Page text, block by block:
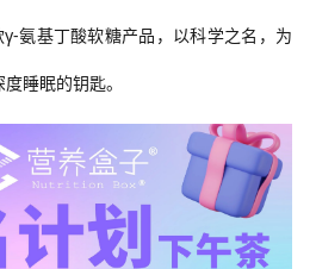
氨基丁酸软糖产品，以科学之名，为
睡眠的钥匙。